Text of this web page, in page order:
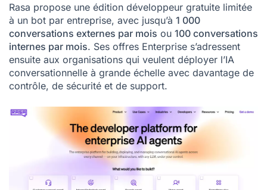
Rasa propose une édition développeur gratuite limitée
à un bot par entreprise, avec jusqu’à 1 000
conversations externes par mois ou 100 conversations
internes par mois. Ses offres Enterprise s’adressent
ensuite aux organisations qui veulent déployer l’IA
conversationnelle à grande échelle avec davantage de
contrôle, de sécurité et de support.